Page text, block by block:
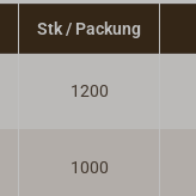
Stk / Packung
1200
1000